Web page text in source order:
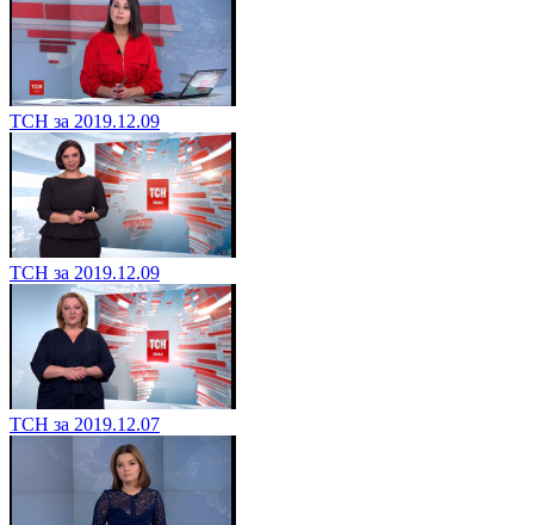
ТСН за 2019.12.09
ТСН за 2019.12.09
ТСН за 2019.12.07